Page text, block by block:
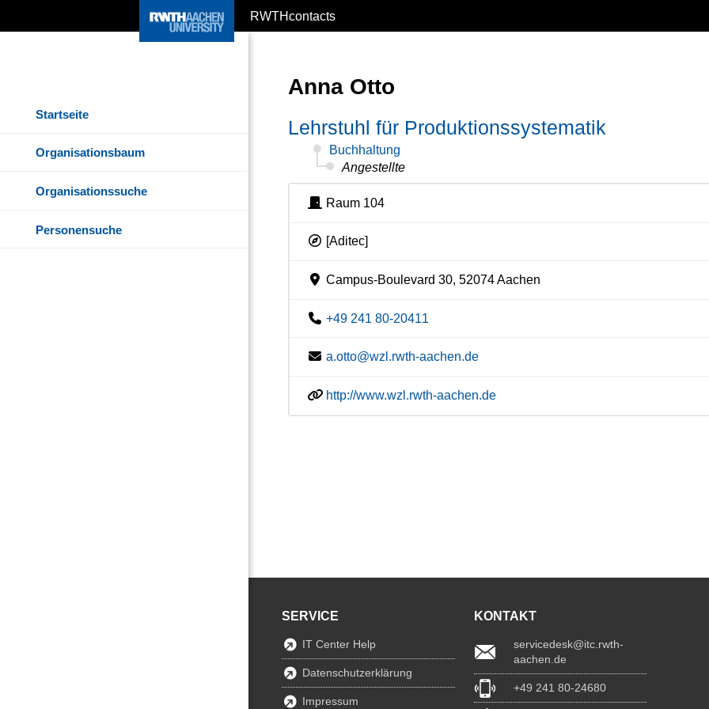
RWTHcontacts
Startseite
Organisationsbaum
Organisationssuche
Personensuche
Anna Otto
Lehrstuhl für Produktionssystematik
Buchhaltung
Angestellte
Raum 104
[Aditec]
Campus-Boulevard 30, 52074 Aachen
+49 241 80-20411
a.otto@wzl.rwth-aachen.de
http://www.wzl.rwth-aachen.de
SERVICE
IT Center Help
Datenschutzerklärung
Impressum
KONTAKT
servicedesk@itc.rwth-
aachen.de
+49 241 80-24680